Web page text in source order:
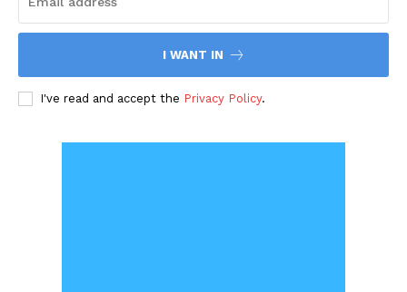
I WANT IN
I've read and accept the Privacy Policy.